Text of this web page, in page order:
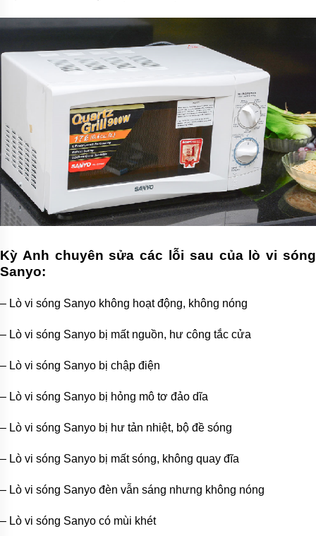
Kỳ Anh chuyên sửa các lỗi sau của lò vi sóng
Sanyo:
– Lò vi sóng Sanyo không hoạt động, không nóng
– Lò vi sóng Sanyo bị mất nguồn, hư công tắc cửa
– Lò vi sóng Sanyo bị chập điện
– Lò vi sóng Sanyo bị hỏng mô tơ đảo dĩa
– Lò vi sóng Sanyo bị hư tản nhiệt, bộ đề sóng
– Lò vi sóng Sanyo bị mất sóng, không quay đĩa
– Lò vi sóng Sanyo đèn vẫn sáng nhưng không nóng
– Lò vi sóng Sanyo có mùi khét